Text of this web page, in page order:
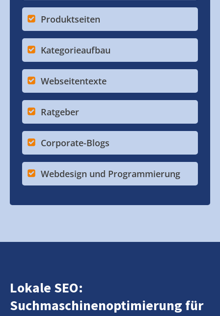
Produktseiten
Kategorieaufbau
Webseitentexte
Ratgeber
Corporate-Blogs
Webdesign und Programmierung
Lokale SEO:
Suchmaschinenoptimierung für